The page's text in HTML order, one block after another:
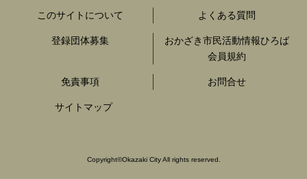
このサイトについて よくある質問
登録団体募集
おかざき市民活動情報ひろば
会員規約
免責事項 お問合せ
サイトマップ
Copyright©Okazaki City All rights reserved.